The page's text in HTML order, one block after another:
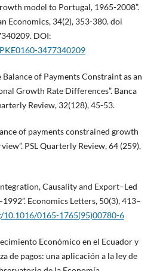
model to Portugal, 1965-2008”.
Economics, 34(2), 353-380. doi
DOI:
3477340209
of Payments Constraint as an
Growth Rate Differences”. Banca
Review, 32(128), 45-53.
of payments constrained growth
PSL Quarterly Review, 64 (259),
Causality and Export–Led
Economics Letters, 50(3), 413–
10.1016/0165-1765(95)00780-6
Económico en el Ecuador y
de pagos: una aplicación a la ley de